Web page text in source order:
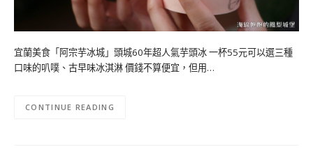
宜蘭美食「阿宗芋冰城」頭城60年超人氣芋頭冰 一杯55元可以選三種
口味的叭噗、古早味冰淇淋 價錢不算便宜，但用…
CONTINUE READING